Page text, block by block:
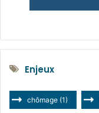
Enjeux
chômage (1)